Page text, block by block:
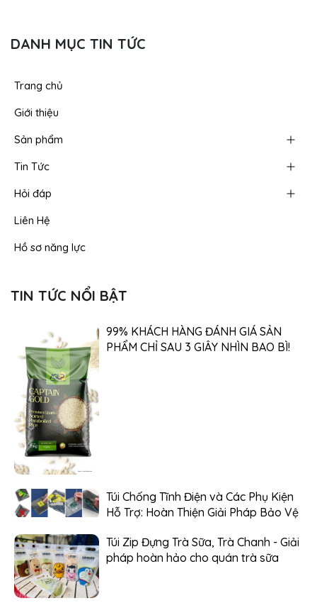
DANH MỤC TIN TỨC
Trang chủ
Giới thiệu
Sản phẩm
Tin Tức
Hỏi đáp
Liên Hệ
Hồ sơ năng lực
TIN TỨC NỔI BẬT
99% KHÁCH HÀNG ĐÁNH GIÁ SẢN
PHẨM CHỈ SAU 3 GIÂY NHÌN BAO BÌ!
Túi Chống Tĩnh Điện và Các Phụ Kiện
Hỗ Trợ: Hoàn Thiện Giải Pháp Bảo Vệ
Túi Zip Đựng Trà Sữa, Trà Chanh - Giải
pháp hoàn hảo cho quán trà sữa